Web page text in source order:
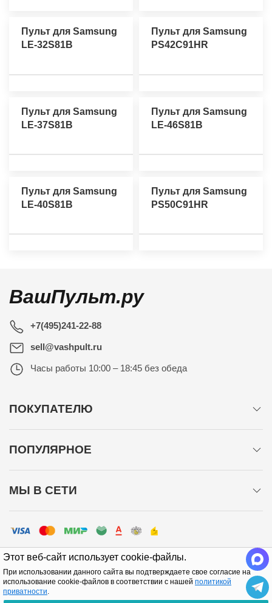
Этот веб-сайт использует cookie-файлы.
При использовании данного сайта вы подтверждаете свое согласие на
использование cookie-файлов в соответствии с нашей политикой
приватности.
Пульт для Samsung
LE-32S81B
Пульт для Samsung
PS42C91HR
Пульт для Samsung
LE-37S81B
Пульт для Samsung
LE-46S81B
Пульт для Samsung
LE-40S81B
Пульт для Samsung
PS50C91HR
ВашПульт.ру
+7(495)241-22-88
sell@vashpult.ru
Часы работы 10:00 – 18:45 без обеда
ПОКУПАТЕЛЮ
ПОПУЛЯРНОЕ
МЫ В СЕТИ